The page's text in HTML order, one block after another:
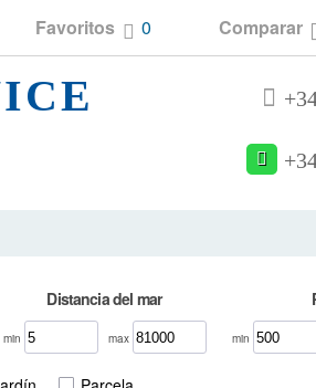
Favoritos 0 Comparar
Distancia del mar
min max min